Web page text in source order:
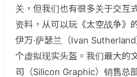
关，但我们也有很多关于交互
资料，从可以玩《太空战争》
伊万·萨瑟兰（Ivan
个虚拟现实头盔。我们最大的
司（Silicon Graphic）销售总